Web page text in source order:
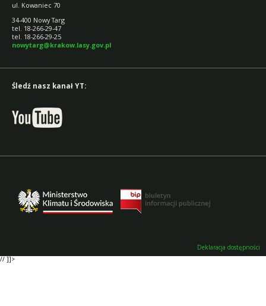
ul. Kowaniec 70
34-400 Nowy Targ
tel. 18-266-29-47
tel. 18-266-29-25
nowytarg@krakow.lasy.gov.pl
Śledź nasz kanał YT:
Deklaracja dostępności
// ]]>